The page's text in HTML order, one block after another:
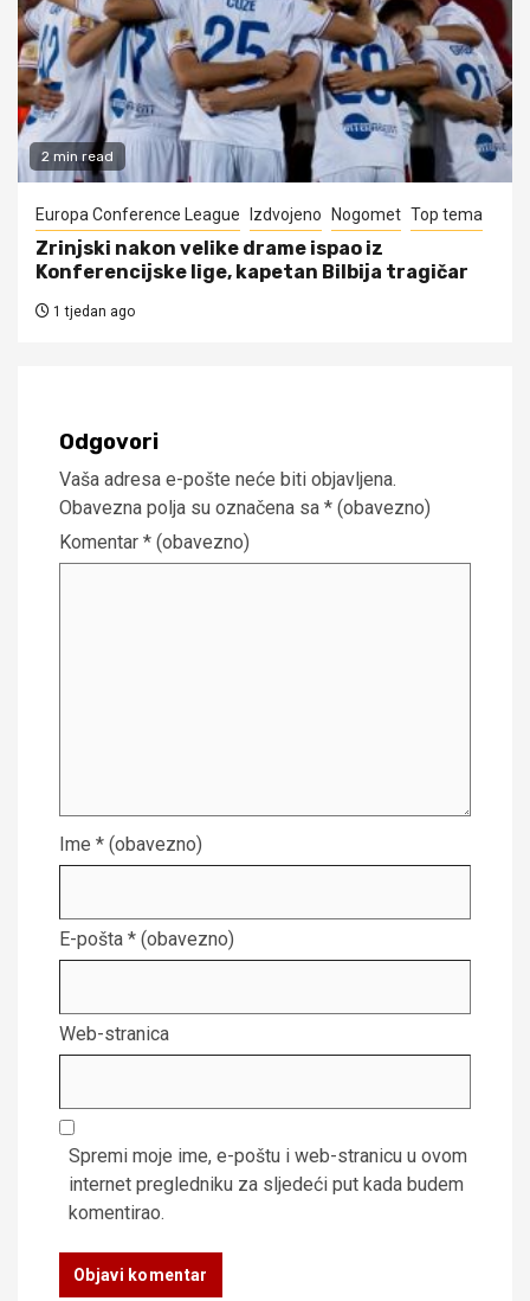
2 min read
Europa Conference League Izdvojeno Nogomet Top tema
Zrinjski nakon velike drame ispao iz
Konferencijske lige, kapetan Bilbija tragičar
1 tjedan ago
Odgovori
Vaša adresa e-pošte neće biti objavljena.
Obavezna polja su označena sa * (obavezno)
Komentar * (obavezno)
Ime * (obavezno)
E-pošta * (obavezno)
Web-stranica
Spremi moje ime, e-poštu i web-stranicu u ovom
internet pregledniku za sljedeći put kada budem
komentirao.